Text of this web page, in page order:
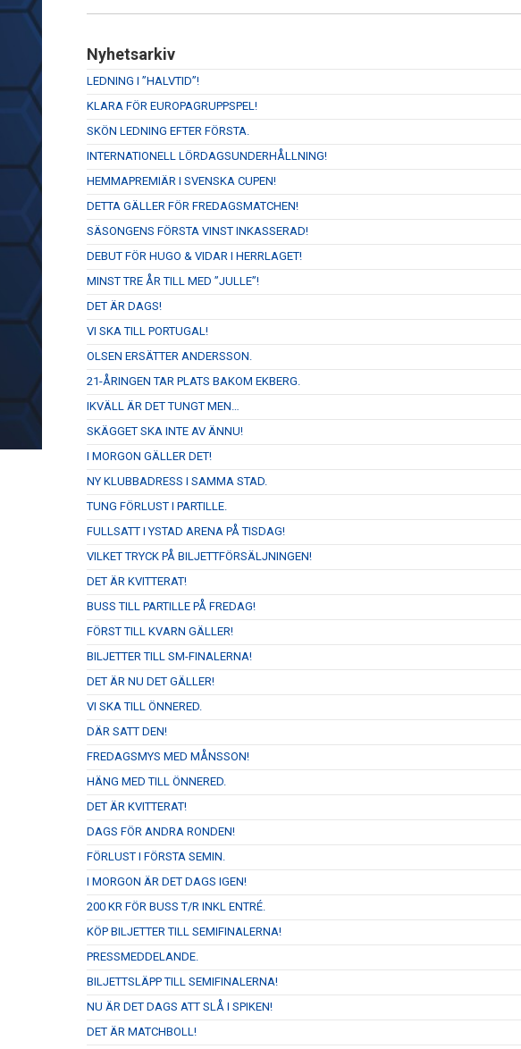
Nyhetsarkiv
LEDNING I ”HALVTID”!
KLARA FÖR EUROPAGRUPPSPEL!
SKÖN LEDNING EFTER FÖRSTA.
INTERNATIONELL LÖRDAGSUNDERHÅLLNING!
HEMMAPREMIÄR I SVENSKA CUPEN!
DETTA GÄLLER FÖR FREDAGSMATCHEN!
SÄSONGENS FÖRSTA VINST INKASSERAD!
DEBUT FÖR HUGO & VIDAR I HERRLAGET!
MINST TRE ÅR TILL MED ”JULLE”!
DET ÄR DAGS!
VI SKA TILL PORTUGAL!
OLSEN ERSÄTTER ANDERSSON.
21-ÅRINGEN TAR PLATS BAKOM EKBERG.
IKVÄLL ÄR DET TUNGT MEN…
SKÄGGET SKA INTE AV ÄNNU!
I MORGON GÄLLER DET!
NY KLUBBADRESS I SAMMA STAD.
TUNG FÖRLUST I PARTILLE.
FULLSATT I YSTAD ARENA PÅ TISDAG!
VILKET TRYCK PÅ BILJETTFÖRSÄLJNINGEN!
DET ÄR KVITTERAT!
BUSS TILL PARTILLE PÅ FREDAG!
FÖRST TILL KVARN GÄLLER!
BILJETTER TILL SM-FINALERNA!
DET ÄR NU DET GÄLLER!
VI SKA TILL ÖNNERED.
DÄR SATT DEN!
FREDAGSMYS MED MÅNSSON!
HÄNG MED TILL ÖNNERED.
DET ÄR KVITTERAT!
DAGS FÖR ANDRA RONDEN!
FÖRLUST I FÖRSTA SEMIN.
I MORGON ÄR DET DAGS IGEN!
200 KR FÖR BUSS T/R INKL ENTRÉ.
KÖP BILJETTER TILL SEMIFINALERNA!
PRESSMEDDELANDE.
BILJETTSLÄPP TILL SEMIFINALERNA!
NU ÄR DET DAGS ATT SLÅ I SPIKEN!
DET ÄR MATCHBOLL!